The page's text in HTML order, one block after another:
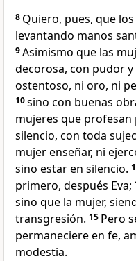
8 Quiero, pues, que
levantando manos
9Asimismo que las
decorosa, con pudor
ostentoso, ni oro, ni
10sino con buenas
mujeres que profesan
silencio, con toda
mujer enseñar, ni
sino estar en silencio.
primero, después Eva;
sino que la mujer,
transgresión. 15 Pero
permaneciere en fe,
modestia.